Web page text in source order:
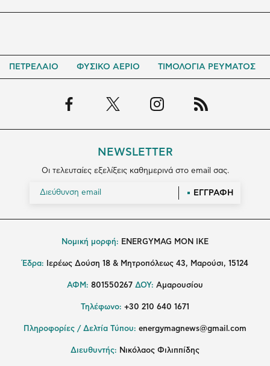
ΠΕΤΡΕΛΑΙΟ ΦΥΣΙΚΟ ΑΕΡΙΟ ΤΙΜΟΛΟΓΙΑ ΡΕΥΜΑΤΟΣ
NEWSLETTER
Οι τελευταίες εξελίξεις καθημερινά στο email σας.
ΕΓΓΡΑΦΗ
Νομική μορφή: ENERGYMAG MON IKE
Έδρα: Ιερέως Δούση 18 & Μητροπόλεως 43, Μαρούσι, 15124
ΑΦΜ: 801550267 ΔΟΥ: Αμαρουσίου
Τηλέφωνο: +30 210 640 1671
Πληροφορίες / Δελτία Τύπου: energymagnews@gmail.com
Διευθυντής: Νικόλαος Φιλιππίδης